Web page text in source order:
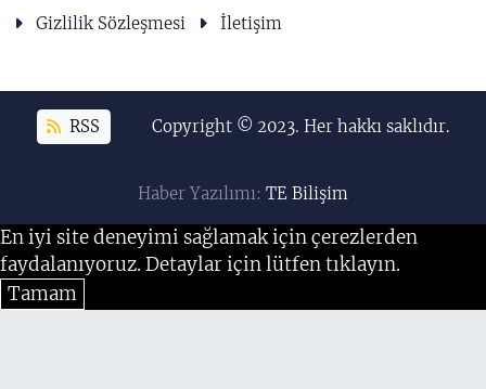
Gizlilik Sözleşmesi İletişim
RSS Copyright © 2023. Her hakkı saklıdır.
Haber Yazılımı: TE Bilişim
En iyi site deneyimi sağlamak için çerezlerden
faydalanıyoruz. Detaylar için lütfen tıklayın.
Tamam